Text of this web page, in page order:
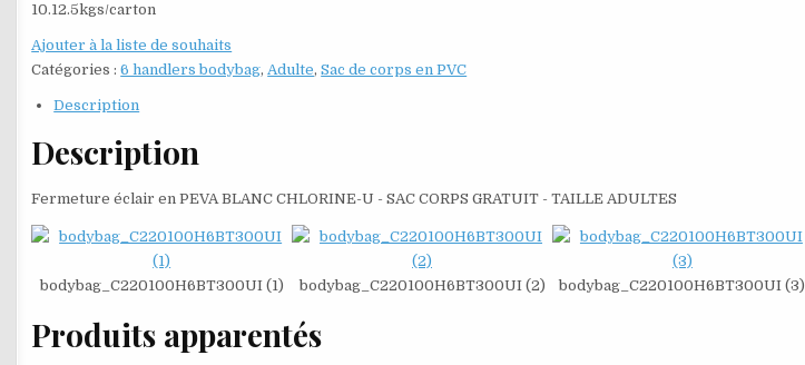
10.12.5kgs/carton
Ajouter à la liste de souhaits
Catégories :6 handlers bodybag,Adulte,Sac de corps en PVC
Description
Description
Fermeture éclair en PEVA BLANC CHLORINE-U - SAC CORPS GRATUIT - TAILLE ADULTES
bodybag_C220100H6BT300UI (1) bodybag_C220100H6BT300UI (2) bodybag_C220100H6BT300UI (3)
Produits apparentés